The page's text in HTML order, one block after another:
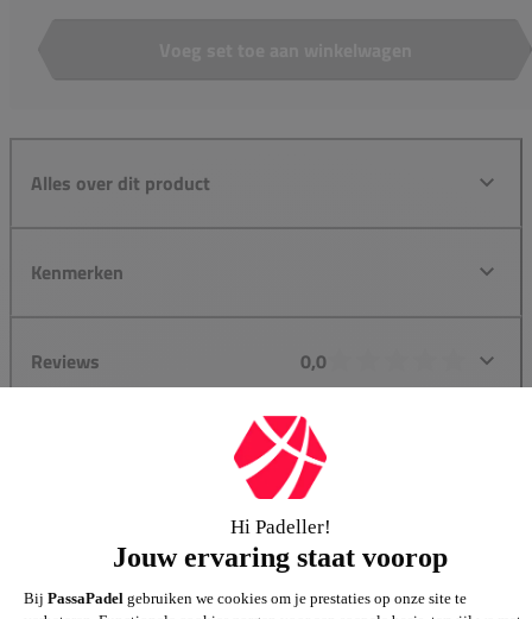
Alles over dit product
Kenmerken
Reviews 0,0
Groot assortiment